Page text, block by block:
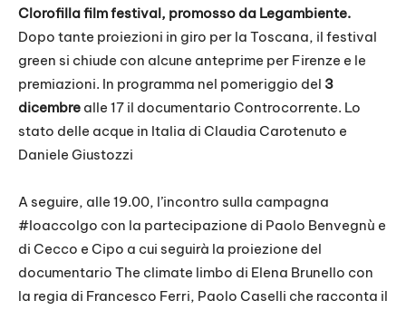
Clorofilla film festival, promosso da Legambiente.
Dopo tante proiezioni in giro per la Toscana, il festival
green si chiude con alcune anteprime per Firenze e le
premiazioni. In programma nel pomeriggio del 3
dicembre alle 17 il documentario Controcorrente. Lo
stato delle acque in Italia di Claudia Carotenuto e
Daniele Giustozzi
A seguire, alle 19.00, l’incontro sulla campagna
#Ioaccolgo con la partecipazione di Paolo Benvegnù e
di Cecco e Cipo a cui seguirà la proiezione del
documentario The climate limbo di Elena Brunello con
la regia di Francesco Ferri, Paolo Caselli che racconta il